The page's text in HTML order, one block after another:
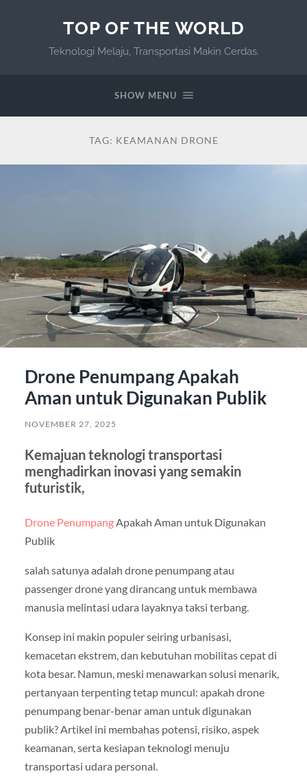
TOP OF THE WORLD
Teknologi Melaju, Transportasi Makin Cerdas.
SHOW MENU
TAG: KEAMANAN DRONE
Drone Penumpang Apakah
Aman untuk Digunakan Publik
NOVEMBER 27, 2025
Kemajuan teknologi transportasi
menghadirkan inovasi yang semakin
futuristik,
Drone PenumpangApakah Aman untuk Digunakan
Publik
salah satunya adalah drone penumpang atau
passenger drone yang dirancang untuk membawa
manusia melintasi udara layaknya taksi terbang.
Konsep ini makin populer seiring urbanisasi,
kemacetan ekstrem, dan kebutuhan mobilitas cepat di
kota besar. Namun, meski menawarkan solusi menarik,
pertanyaan terpenting tetap muncul: apakah drone
penumpang benar-benar aman untuk digunakan
publik? Artikel ini membahas potensi, risiko, aspek
keamanan, serta kesiapan teknologi menuju
transportasi udara personal.